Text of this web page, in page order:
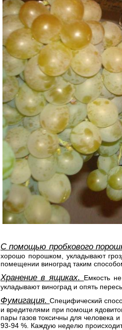
С помощью пробкового
хорошо порошком, укладывают
помещении виноград таким
Хранение в ящиках.
Емкость
укладывают виноград и опять
Фумигация.Специфический
и вредителями при помощи
пары газов токсичны для человека
93-94 %. Каждую неделю